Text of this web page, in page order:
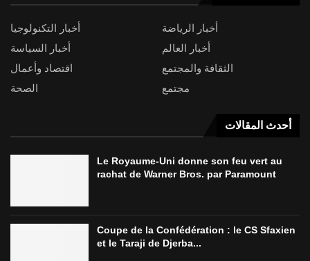
أخبار التكنولوجيا
أخبار الرياضة
أخبار السياسة
أخبار العالم
اقتصاد وأعمال
الثقافة والمجتمع
الصحة
مجتمع
أحدث المقالات
Le Royaume-Uni donne son feu vert au
rachat de Warner Bros. par Paramount
Coupe de la Confédération : le CS Sfaxien
et le Taraji de Djerba...